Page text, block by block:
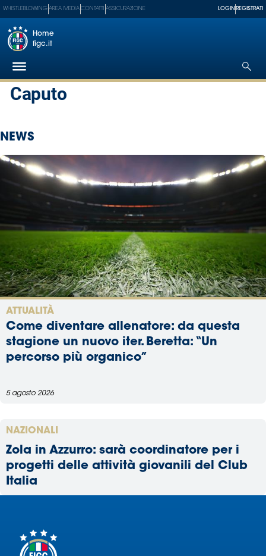
Federazione
Partner
Tecnici
SGS
Serie
Women
Serie
B
Femminile
Museo
Calcio
Shop
partner
Whistleblowing
WHISTLEBLOWING AREA MEDIA CONTATTI ASSICURAZIONE LOGIN REGISTRATI
Home
figc.it
Caputo
NEWS
ATTUALITÀ
Come diventare allenatore: da questa
stagione un nuovo iter. Beretta: “Un
percorso più organico”
5 agosto 2026
NAZIONALI
Zola in Azzurro: sarà coordinatore per i
progetti delle attività giovanili del Club
Italia